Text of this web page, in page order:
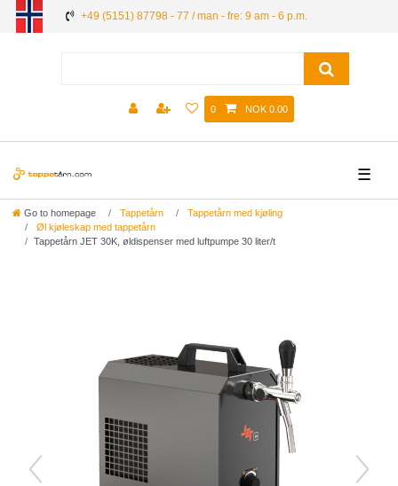
+49 (5151) 87798 - 77 / man - fre: 9 am - 6 p.m.
0 NOK 0.00
☰
Go to homepage Tappetårn
Tappetårn med kjøling
Øl kjøleskap med tappetårn
Tappetårn JET 30K, øldispenser med luftpumpe 30 liter/t